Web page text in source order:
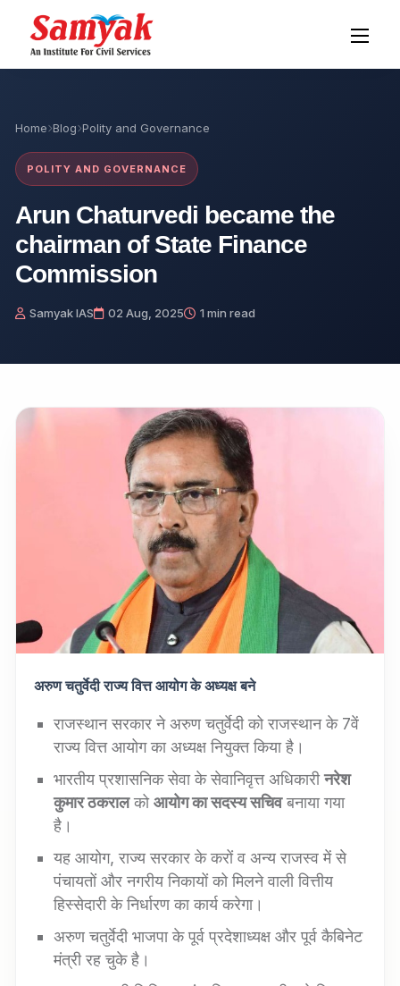
Home Blog Polity and Governance
POLITY AND GOVERNANCE
Arun Chaturvedi became the
chairman of State Finance
Commission
Samyak IAS 02 Aug, 2025 1 min read
अरुण चतुर्वेदी राज्य वित्त आयोग के अध्यक्ष बने
राजस्थान सरकार ने अरुण चतुर्वेदी को राजस्थान के 7वें
राज्य वित्त आयोग का अध्यक्ष नियुक्त किया है।
भारतीय प्रशासनिक सेवा के सेवानिवृत्त अधिकारीनरेश
कुमार ठकरालकोआयोग का सदस्य सचिवबनाया गया
है।
यह आयोग, राज्य सरकार के करों व अन्य राजस्व में से
पंचायतों और नगरीय निकायों को मिलने वाली वित्तीय
हिस्सेदारी के निर्धारण का कार्य करेगा।
अरुण चतुर्वेदी भाजपा के पूर्व प्रदेशाध्यक्ष और पूर्व कैबिनेट
मंत्री रह चुके है।